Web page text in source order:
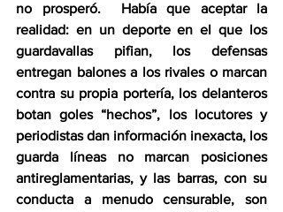
no prosperó.  Había que aceptar la
realidad: en un deporte en el que los
guardavallas pifian, los defensas
entregan balones a los rivales o marcan
contra su propia portería, los delanteros
botan goles “hechos”, los locutores y
periodistas dan información inexacta, los
guarda líneas no marcan posiciones
antireglamentarias, y las barras, con su
conducta a menudo censurable, son